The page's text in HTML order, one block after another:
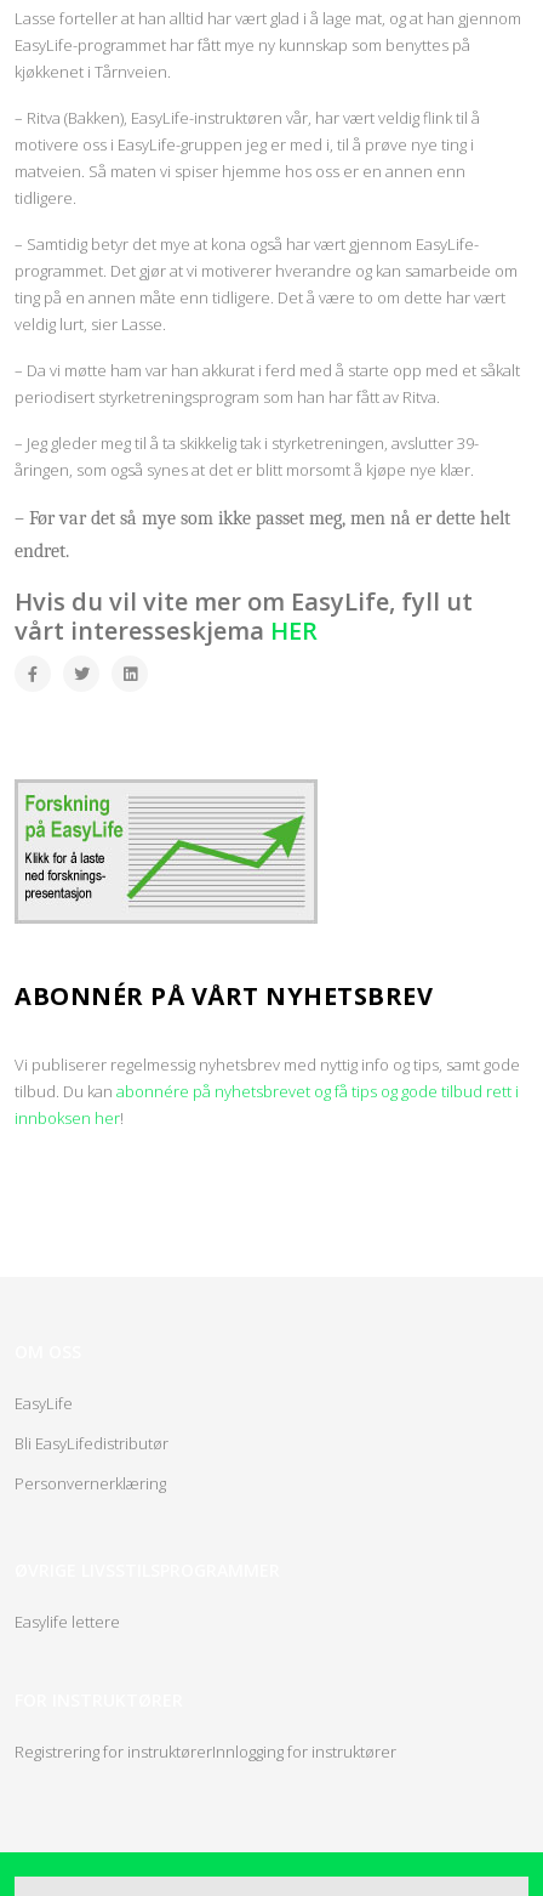
Lasse forteller at han alltid har vært glad i å lage mat, og at han gjennom
EasyLife-programmet har fått mye ny kunnskap som benyttes på
kjøkkenet i Tårnveien.
– Ritva (Bakken), EasyLife-instruktøren vår, har vært veldig flink til å
motivere oss i EasyLife-gruppen jeg er med i, til å prøve nye ting i
matveien. Så maten vi spiser hjemme hos oss er en annen enn
tidligere.
– Samtidig betyr det mye at kona også har vært gjennom EasyLife-
programmet. Det gjør at vi motiverer hverandre og kan samarbeide om
ting på en annen måte enn tidligere. Det å være to om dette har vært
veldig lurt, sier Lasse.
– Da vi møtte ham var han akkurat i ferd med å starte opp med et såkalt
periodisert styrketreningsprogram som han har fått av Ritva.
– Jeg gleder meg til å ta skikkelig tak i styrketreningen, avslutter 39-
åringen, som også synes at det er blitt morsomt å kjøpe nye klær.
– Før var det så mye som ikke passet meg, men nå er dette helt
endret.
Hvis du vil vite mer om EasyLife, fyll ut
vårt interesseskjema HER
ABONNÉR PÅ VÅRT NYHETSBREV
Vi publiserer regelmessig nyhetsbrev med nyttig info og tips, samt gode
tilbud. Du kan abonnére på nyhetsbrevet og få tips og gode tilbud rett i
innboksen her!
EasyLife
Bli EasyLifedistributør
Personvernerklæring
Easylife lettere
Registrering for instruktørerInnlogging for instruktører